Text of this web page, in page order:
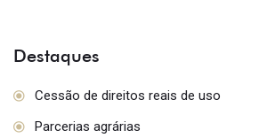
Destaques
Cessão de direitos reais de uso
Parcerias agrárias